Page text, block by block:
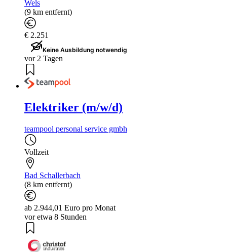
Wels
(9 km entfernt)
€ 2.251
Keine Ausbildung notwendig
vor 2 Tagen
Elektriker (m/w/d)
teampool personal service gmbh
Vollzeit
Bad Schallerbach
(8 km entfernt)
ab 2.944,01 Euro pro Monat
vor etwa 8 Stunden